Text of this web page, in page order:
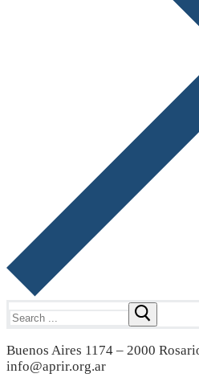
for:
Buenos Aires 1174 – 2000
info@aprir.org.ar